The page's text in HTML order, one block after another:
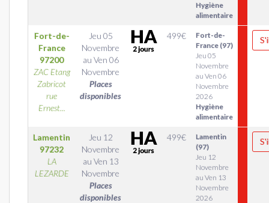
Hygiène
alimentaire
Fort-de-
France
97200
ZAC Etang
Zabricot
rue
Ernest...
Jeu 05
Novembre
au Ven 06
Novembre
Places
disponibles
499€
Fort-de-
France (97)
Jeu 05
Novembre
au Ven 06
Novembre
2026
Hygiène
alimentaire
Lamentin
97232
LA
LEZARDE
Jeu 12
Novembre
au Ven 13
Novembre
Places
disponibles
499€
Lamentin
(97)
Jeu 12
Novembre
au Ven 13
Novembre
2026